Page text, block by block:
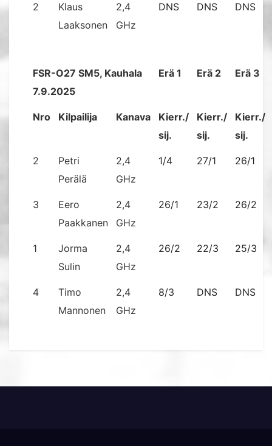
2
Klaus
Laaksonen
2,4
GHz
DNS DNS DNS
FSR-O27 SM5, Kauhala
7.9.2025
Erä 1 Erä 2 Erä 3
Nro Kilpailija Kanava
Kierr./
sij.
Kierr./
sij.
Kierr./
sij.
2
Petri
Perälä
2,4
GHz
1/4 27/1 26/1
3
Eero
Paakkanen
2,4
GHz
26/1 23/2 26/2
1
Jorma
Sulin
2,4
GHz
26/2 22/3 25/3
4
Timo
Mannonen
2,4
GHz
8/3 DNS DNS